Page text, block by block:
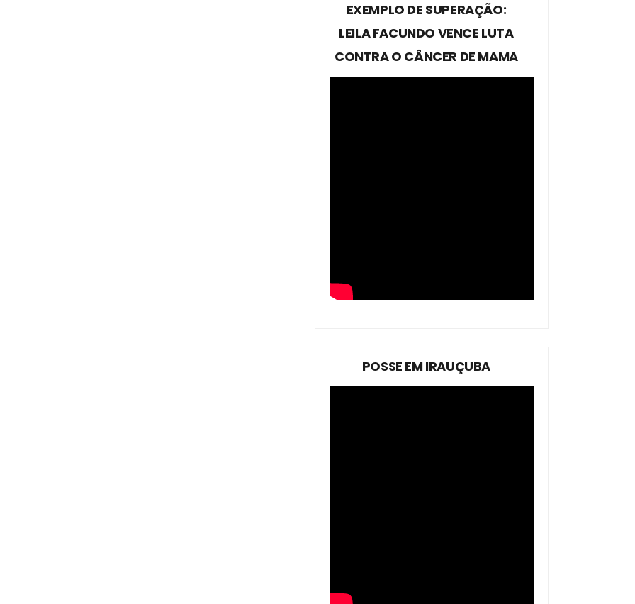
EXEMPLO DE SUPERAÇÃO:
LEILA FACUNDO VENCE LUTA
CONTRA O CÂNCER DE MAMA
POSSE EM IRAUÇUBA